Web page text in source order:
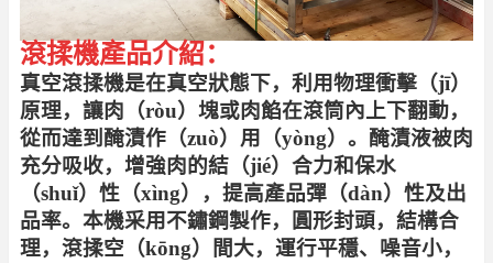
滾揉機產品介紹：
真空滾揉機是在真空狀態下，利用物理衝擊（jī）
原理，讓肉（ròu）塊或肉餡在滾筒內上下翻動，
從而達到醃漬作（zuò）用（yòng）。醃漬液被肉
充分吸收，增強肉的結（jié）合力和保水
（shuǐ）性（xìng），提高產品彈（dàn）性及出
品率。本機采用不鏽鋼製作，圓形封頭，結構合
理，滾揉空（kōng）間大，運行平穩、噪音小，